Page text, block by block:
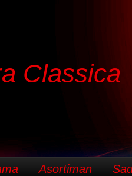
Classica
Asortiman